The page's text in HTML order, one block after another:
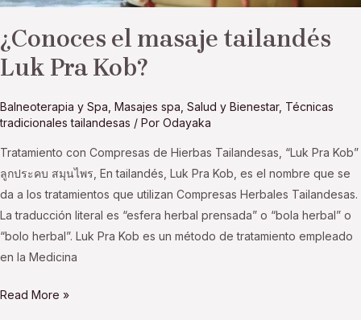
¿Conoces el masaje tailandés
Luk Pra Kob?
Balneoterapia y Spa Masajes spa Salud y Bienestar, Técnicas
tradicionales tailandesas / Por Odayaka
Tratamiento con Compresas de Hierbas Tailandesas, “Luk Pra Kob”
ลูกประคบ สมุนไพร, En tailandés, Luk Pra Kob, es el nombre que se
da a los tratamientos que utilizan Compresas Herbales Tailandesas.
La traducción literal es “esfera herbal prensada” o “bola herbal” o
“bolo herbal”. Luk Pra Kob es un método de tratamiento empleado
en la Medicina
Read More »